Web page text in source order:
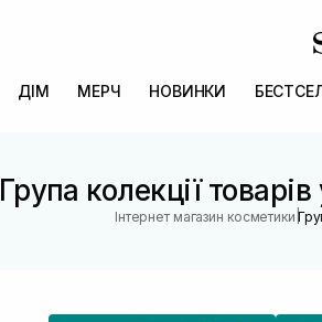
ДІМ МЕРЧ НОВИНКИ
Група колекції
Інтернет магазин косметики |